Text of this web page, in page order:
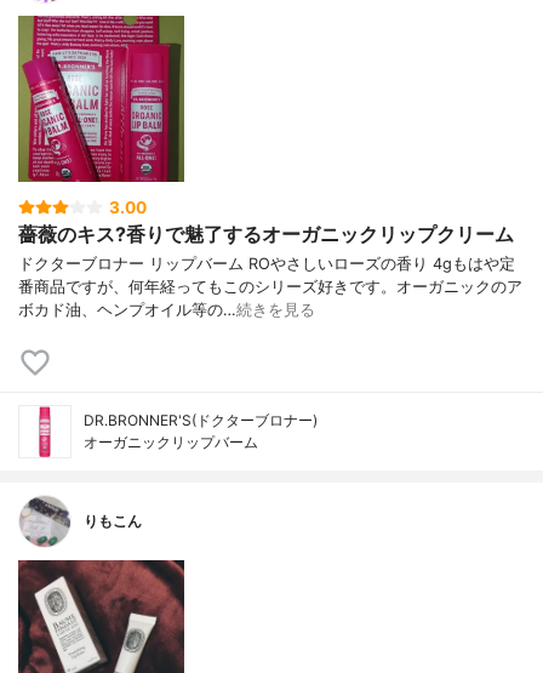
3.00
薔薇のキス?香りで魅了するオーガニックリップクリーム
ドクターブロナー リップバーム ROやさしいローズの香り 4gもはや定
番商品ですが、何年経ってもこのシリーズ好きです。オーガニックのア
ボカド油、ヘンプオイル等の…続きを見る
DR.BRONNER'S(ドクターブロナー)
オーガニックリップバーム
りもこん